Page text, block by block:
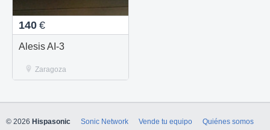
140 €
Alesis AI-3
Zaragoza
© 2026 Hispasonic Sonic Network Vende tu equipo
Quiénes somos